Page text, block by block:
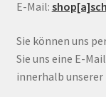
E-Mail:
Sie können uns
Sie uns eine E-
innerhalb